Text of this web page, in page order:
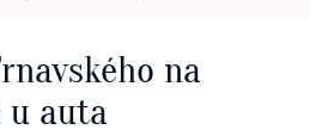
na
u auta